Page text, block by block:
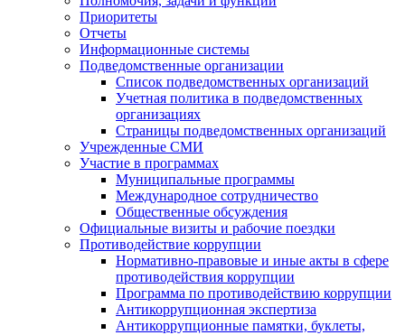
Приоритеты
Отчеты
Информационные системы
Подведомственные организации
Список подведомственных организаций
Учетная политика в подведомственных
организациях
Страницы подведомственных организаций
Учрежденные СМИ
Участие в программах
Муниципальные программы
Международное сотрудничество
Общественные обсуждения
Официальные визиты и рабочие поездки
Противодействие коррупции
Нормативно-правовые и иные акты в сфере
противодействия коррупции
Программа по противодействию коррупции
Антикоррупционная экспертиза
Антикоррупционные памятки, буклеты,